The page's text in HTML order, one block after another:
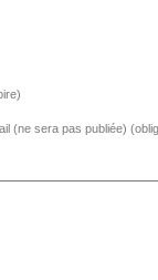
(ne sera pas publiée)